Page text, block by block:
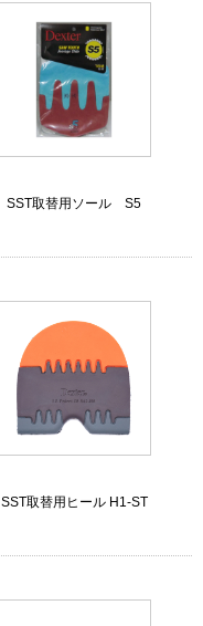
SST取替用ソール S5
SST取替用ヒール H1-ST